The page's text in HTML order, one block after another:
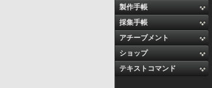
製作手帳
採集手帳
アチーブメント
ショップ
テキストコマンド